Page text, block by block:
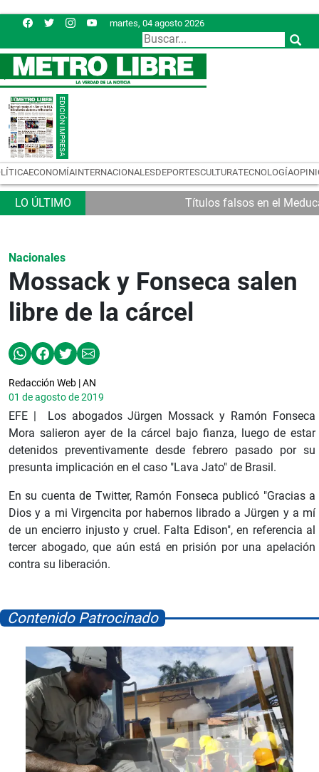
martes, 04 agosto 2026
ECONOMÍAINTERNACIONALESDEPORTESCULTURATECNOLOGÍA
Títulos falsos en el Meduca: 380 indiciados
Nacionales
Mossack y Fonseca salen
libre de la cárcel
Redacción Web | AN
01 de agosto de 2019
EFE | Los abogados Jürgen Mossack y Ramón Fonseca
Mora salieron ayer de la cárcel bajo fianza, luego de estar
detenidos preventivamente desde febrero pasado por su
presunta implicación en el caso "Lava Jato" de Brasil.
En su cuenta de Twitter, Ramón Fonseca publicó "Gracias a
Dios y a mi Virgencita por habernos librado a Jürgen y a mí
de un encierro injusto y cruel. Falta Edison", en referencia al
tercer abogado, que aún está en prisión por una apelación
contra su liberación.
Contenido Patrocinado